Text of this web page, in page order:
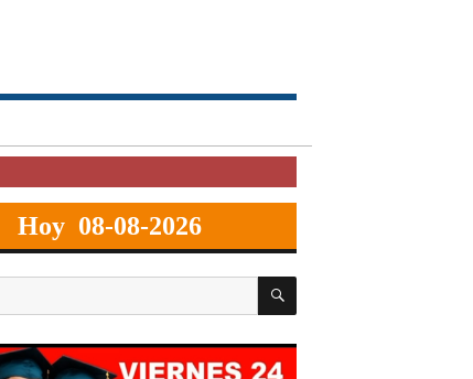
Hoy 08-08-2026
BUSCAR